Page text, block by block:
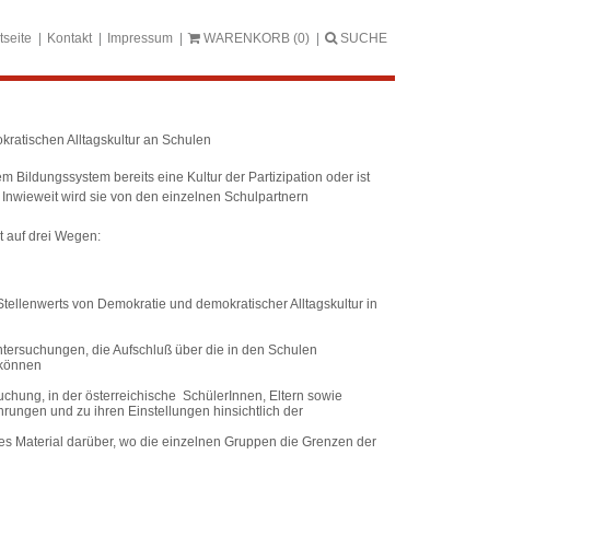
Kontakt Impressum WARENKORB (0) SUCHE
Alltagskultur an Schulen
Bildungssystem bereits eine Kultur der Partizipation oder ist
wird sie von den einzelnen Schulpartnern
auf drei Wegen:
von Demokratie und demokratischer Alltagskultur in
die Aufschluß über die in den Schulen
in der österreichische SchülerInnen, Eltern sowie
und zu ihren Einstellungen hinsichtlich der
Material darüber, wo die einzelnen Gruppen die Grenzen der